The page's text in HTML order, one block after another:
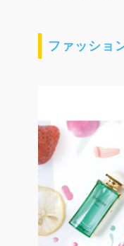
ファッショ